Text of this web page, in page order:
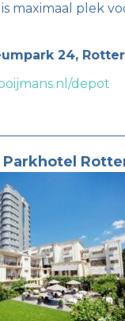
maximaal plek
24,
depot